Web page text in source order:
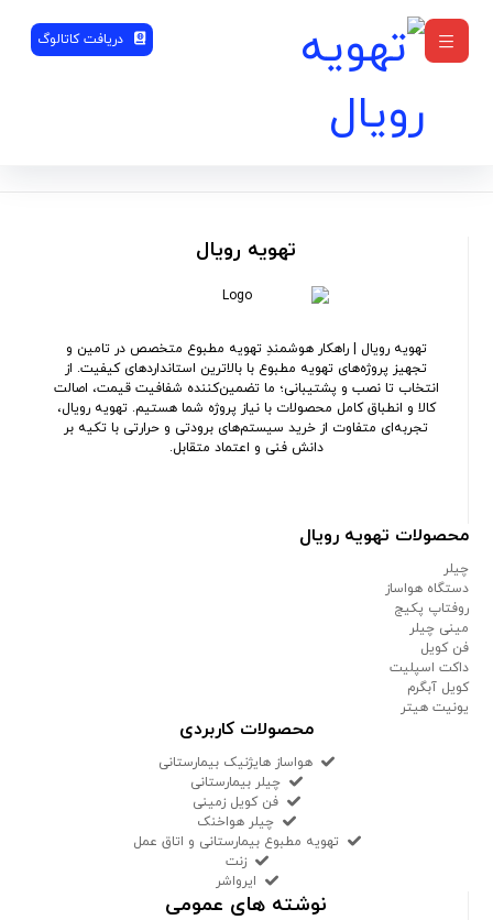
دریافت کاتالوگ
تهویه رویال
تهویه رویال | راهکار هوشمندِ تهویه مطبوع متخصص در تامین و
تجهیز پروژه‌های تهویه مطبوع با بالاترین استانداردهای کیفیت. از
انتخاب تا نصب و پشتیبانی؛ ما تضمین‌کننده شفافیت قیمت، اصالت
کالا و انطباق کامل محصولات با نیاز پروژه شما هستیم. تهویه رویال،
تجربه‌ای متفاوت از خرید سیستم‌های برودتی و حرارتی با تکیه بر
دانش فنی و اعتماد متقابل.
محصولات تهویه رویال
چیلر
دستگاه هواساز
روفتاپ پکیج
مینی چیلر
فن کویل
داکت اسپلیت
کویل آبگرم
یونیت هیتر
محصولات کاربردی
هواساز هایژنیک بیمارستانی
چیلر بیمارستانی
فن کویل زمینی
چیلر هواخنک
تهویه مطبوع بیمارستانی و اتاق عمل
زنت
ایرواشر
نوشته های عمومی